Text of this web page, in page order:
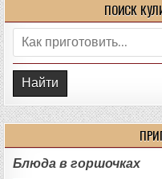
ПОИСК
Поиск:
Блюда в горшочках